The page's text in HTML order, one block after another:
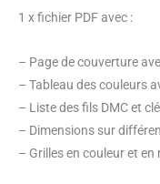
1 x fichier PDF avec :
– Page de couverture
– Tableau des couleurs
– Liste des fils DMC et
– Dimensions sur
– Grilles en couleur et en